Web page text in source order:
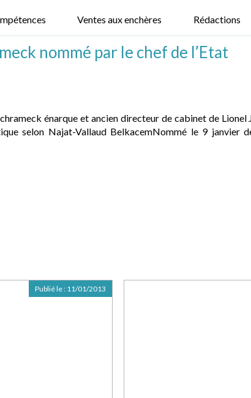
Ventes aux enchères Rédactions
nommé par le chef de l’Etat
énarque et ancien directeur de cabinet de
selon Najat-Vallaud BelkacemNommé le 9 janvier
Publié le : 11/01/2013